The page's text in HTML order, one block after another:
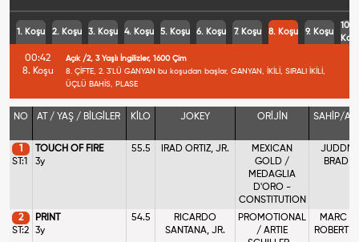
1. Koşu 2. Koşu 3. Koşu 4. Koşu 5. Koşu 6. Koşu 7. Koşu 8. Koşu 9. Koşu
10.
00:42
8. Koşu
Açık /2, 3 Yaşlı İngilizler, 1600 Çim
8. ÇİFTE, 2. 3'LÜ GANYAN bu koşudan başlar, GANYAN, İKİLİ, SIRALI İKİLİ,
ÜÇLÜ BAHİS, PLASE
NO AT / YAŞ / BİLGİLER KİLO JOKEY ORİJİN SAHİP/
1
ST:1
TOUCH OF FIRE
3y
55.5 IRAD ORTIZ, JR.
MEXICAN
GOLD /
MEDAGLIA
D'ORO -
CONSTITUTION
BRAD
2
ST:2
PRINT
3y
54.5
RICARDO
SANTANA, JR.
PROMOTIONAL
/ ARTIE
MARC
ROBERT